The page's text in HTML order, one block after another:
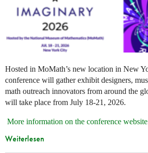
Hosted in MoMath’s new location in New
conference will gather exhibit designers,
math outreach innovators from around the
will take place from July 18-21, 2026.
More information on the conference website
Weiterlesen